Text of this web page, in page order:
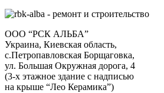
ООО “РСК АЛЬБА”
Украина, Киевская область,
с.Петропавловская Борщаговка,
ул. Большая Окружная дорога, 4
(3-х этажное здание с надписью
на крыше “Лео Керамика”)